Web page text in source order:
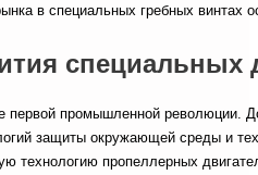
в специальных гребных
специальных
первой промышленной революции.
защиты окружающей среды и
технологию пропеллерных